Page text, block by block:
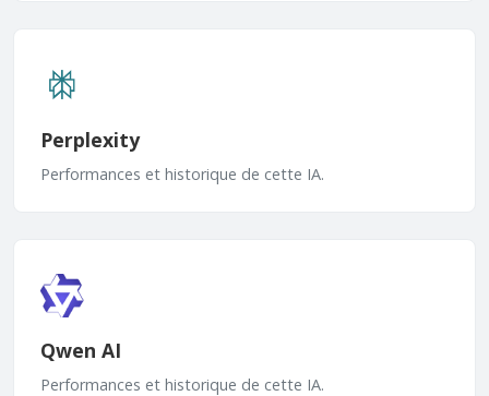
Perplexity
Performances et historique de cette IA.
Qwen AI
Performances et historique de cette IA.